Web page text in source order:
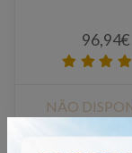
96,94€
NÃO